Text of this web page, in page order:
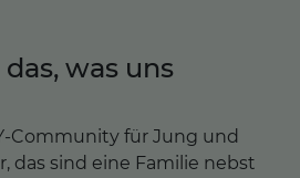
was uns
Community für Jung und
das sind eine Familie nebst